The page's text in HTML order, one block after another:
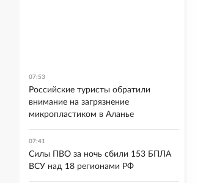
07:53
Российские туристы обратили
внимание на загрязнение
микропластиком в Аланье
07:41
Силы ПВО за ночь сбили 153 БПЛА
ВСУ над 18 регионами РФ